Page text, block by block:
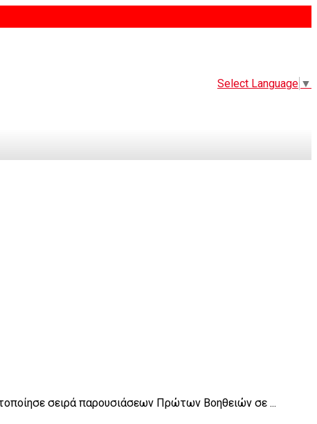
Select Language ▼
σειρά παρουσιάσεων Πρώτων Βοηθειών σε ...